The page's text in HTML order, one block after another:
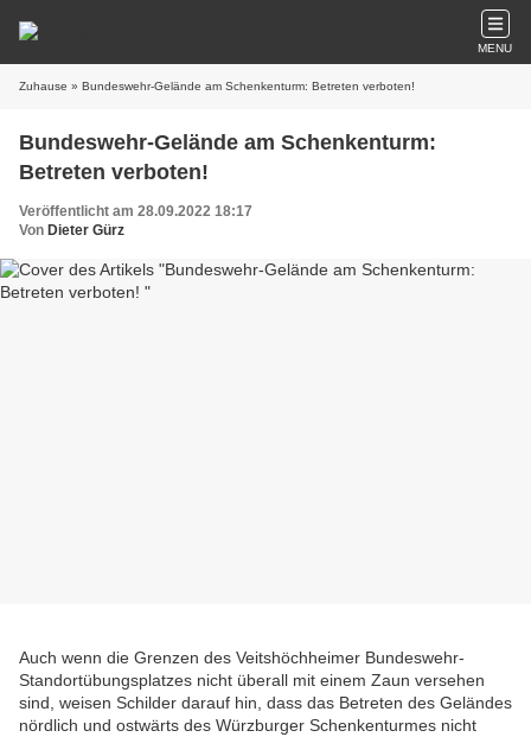
MENU
Zuhause » Bundeswehr-Gelände am Schenkenturm: Betreten verboten!
Bundeswehr-Gelände am Schenkenturm:
Betreten verboten!
Veröffentlicht am 28.09.2022 18:17
Von Dieter Gürz
Auch wenn die Grenzen des Veitshöchheimer Bundeswehr-
Standortübungsplatzes nicht überall mit einem Zaun versehen
sind, weisen Schilder darauf hin, dass das Betreten des Geländes
nördlich und ostwärts des Würzburger Schenkenturmes nicht